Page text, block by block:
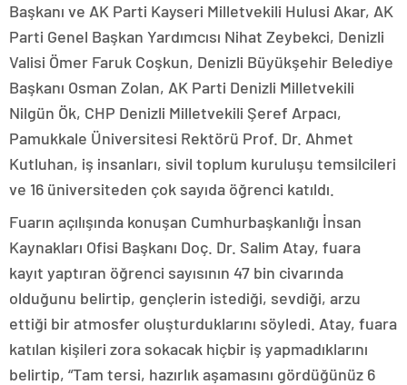
Başkanı ve AK Parti Kayseri Milletvekili Hulusi Akar, AK
Parti Genel Başkan Yardımcısı Nihat Zeybekci, Denizli
Valisi Ömer Faruk Coşkun, Denizli Büyükşehir Belediye
Başkanı Osman Zolan, AK Parti Denizli Milletvekili
Nilgün Ök, CHP Denizli Milletvekili Şeref Arpacı,
Pamukkale Üniversitesi Rektörü Prof. Dr. Ahmet
Kutluhan, iş insanları, sivil toplum kuruluşu temsilcileri
ve 16 üniversiteden çok sayıda öğrenci katıldı.
Fuarın açılışında konuşan Cumhurbaşkanlığı İnsan
Kaynakları Ofisi Başkanı Doç. Dr. Salim Atay, fuara
kayıt yaptıran öğrenci sayısının 47 bin civarında
olduğunu belirtip, gençlerin istediği, sevdiği, arzu
ettiği bir atmosfer oluşturduklarını söyledi. Atay, fuara
katılan kişileri zora sokacak hiçbir iş yapmadıklarını
belirtip, “Tam tersi, hazırlık aşamasını gördüğünüz 6